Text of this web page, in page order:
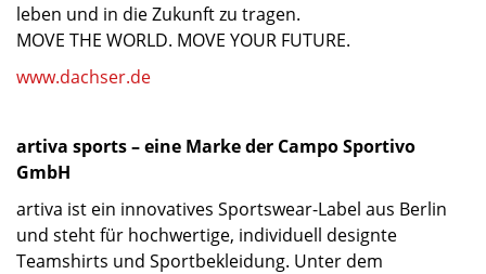
leben und in die Zukunft zu tragen.
MOVE THE WORLD. MOVE YOUR FUTURE.
www.dachser.de
artiva sports – eine Marke der Campo Sportivo
GmbH
artiva ist ein innovatives Sportswear-Label aus Berlin
und steht für hochwertige, individuell designte
Teamshirts und Sportbekleidung. Unter dem